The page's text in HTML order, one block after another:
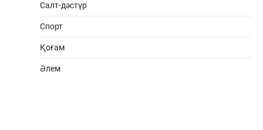
Салт-дәстүр
Спорт
Қоғам
Әлем